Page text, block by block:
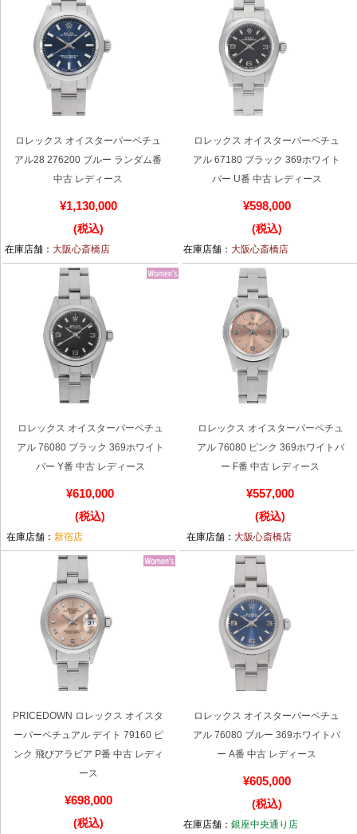
GINZA RASINについて
お客様の声・口コミ
スタッフフォト
銀座中央通り店 銀座本店
新宿店 大阪心斎橋店
WEBマガジン 買取ブログ
For Overseas Customers
繁體中文 한국어
ภาษาไทย
ロレックス オイスターパーペチュ
アル28 276200 ブルー ランダム番
中古 レディース
¥1,130,000
(税込)
在庫店舗： 大阪心斎橋店
ロレックス オイスターパーペチュ
アル 67180 ブラック 369ホワイト
バー U番 中古 レディース
¥598,000
(税込)
在庫店舗： 大阪心斎橋店
ロレックス オイスターパーペチュ
アル 76080 ブラック 369ホワイト
バー Y番 中古 レディース
¥610,000
(税込)
在庫店舗：新宿店
ロレックス オイスターパーペチュ
アル 76080 ピンク 369ホワイトバ
ー F番 中古 レディース
¥557,000
(税込)
在庫店舗： 大阪心斎橋店
PRICEDOWN ロレックス オイスタ
ーパーペチュアル デイト 79160 ピ
ンク 飛びアラビア P番 中古 レディ
ース
¥698,000
(税込)
ロレックス オイスターパーペチュ
アル 76080 ブルー 369ホワイトバ
ー A番 中古 レディース
¥605,000
(税込)
在庫店舗：銀座中央通り店